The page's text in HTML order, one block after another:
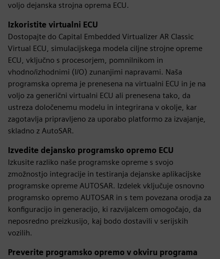
voljo dejanska strojna oprema ECU.
Izkoristite virtualni ECU
Dostopajte do Capital Embedded Virtualizer AR Classic
Virtual ECU, simulacijskega modela ciljne strojne opreme
ECU, vključno s procesorjem, pomnilnikom in
vhodno/izhodnimi (I/O) zunanjimi napravami. Naša
programska oprema je prenesena na virtualni ECU in je na
voljo za generični virtualni ECU ali prenesena tako, da
ustreza določenemu modelu in integrirana v okolje, kar
zagotavlja pripravljeno za uporabo platformo za izvajanje,
skladno z AutoSAR.
Izvedite dejansko programsko opremo ECU
Izkusite razliko naše programske opreme s svojo
zmožnostjo integracije in testiranja dejanske aplikacijske
programske opreme AUTOSAR. Izdelek vključuje osnovno
programsko opremo AUTOSAR in s tem povezana orodja za
konfiguracijo in generacijo, ki razvijalcem omogočajo, da
neposredno preizkusijo, kaj bodo dostavili v serijskih
vozilih.
Preverite programsko opremo v okviru programa